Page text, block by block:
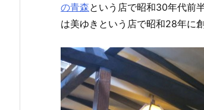
の青森という店で昭和30年代前
は美ゆきという店で昭和28年に